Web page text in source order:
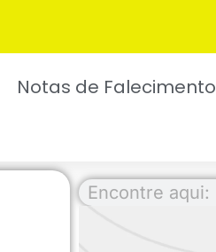
Notas de Falecimento